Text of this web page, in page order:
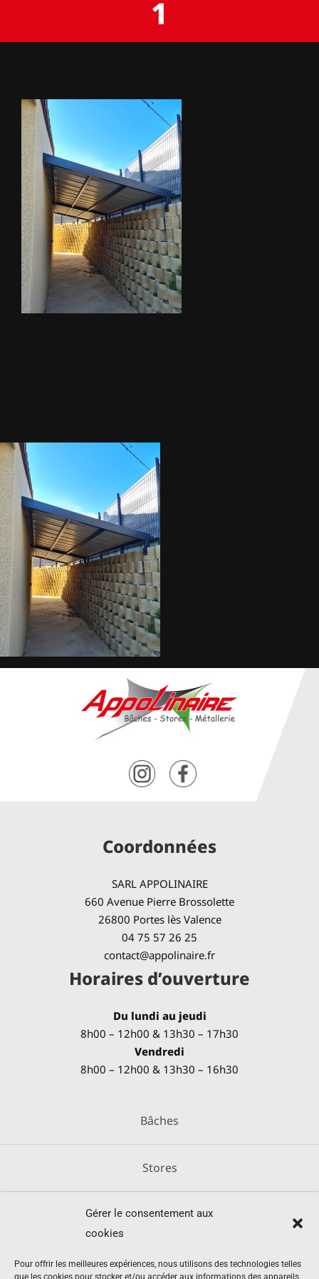
Gérer le consentement aux
cookies
Pour offrir les meilleures expériences, nous utilisons des technologies telles
que les cookies pour stocker et/ou accéder aux informations des appareils.
BACHES
METALLERIE
ÉQUIPEMENTS AGRICOLES
CONTACT
1
Coordonnées
SARL APPOLINAIRE
660 Avenue Pierre Brossolette
26800 Portes lès Valence
04 75 57 26 25
contact@appolinaire.fr
Horaires d’ouverture
Du lundi au jeudi
8h00 – 12h00 & 13h30 – 17h30
Vendredi
8h00 – 12h00 & 13h30 – 16h30
Bâches
Stores
Métallerie
Équipements agricoles